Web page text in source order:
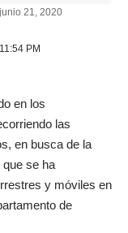
PM
21, 2020
en los
las
en busca de la
que se ha
y móviles en
de